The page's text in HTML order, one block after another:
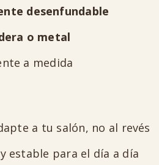
desenfundable
o metal
a medida
a tu salón, no al revés
estable para el día a día